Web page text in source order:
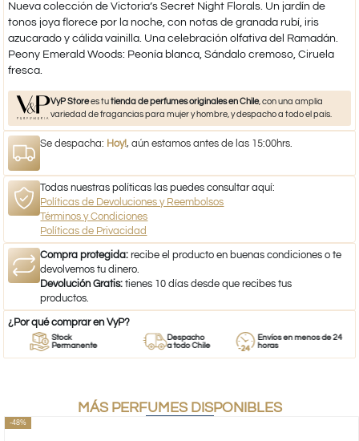
Nueva colección de Victoria’s Secret Night Florals. Un jardín de
tonos joya florece por la noche, con notas de granada rubí, iris
azucarado y cálida vainilla. Una celebración olfativa del Ramadán.
Peony Emerald Woods: Peonía blanca, Sándalo cremoso, Ciruela
fresca.
VyP Storees tutienda de perfumes originales en Chile, con una amplia
variedad de fragancias para mujer y hombre, y despacho a todo el país.
Se despacha: Hoy!, aún estamos antes de las 15:00hrs.
Todas nuestras políticas las puedes consultar aquí:
Políticas de Devoluciones y Reembolsos
Términos y Condiciones
Políticas de Privacidad
Compra protegida: recibe el producto en buenas condiciones o te
devolvemos tu dinero.
Devolución Gratis: tienes 10 días desde que recibes tus
productos.
¿Por qué comprar en VyP?
Stock
Permanente
Despacho
a todo Chile
Envíos en menos de 24
horas
MÁS PERFUMES DISPONIBLES
-48%